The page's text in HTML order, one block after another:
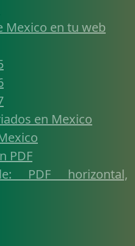
Mexico en tu web
en Mexico
PDF
PDF horizontal,